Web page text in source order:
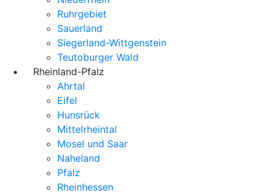
Ruhrgebiet
Sauerland
Siegerland-Wittgenstein
Teutoburger Wald
Rheinland-Pfalz
Ahrtal
Eifel
Hunsrück
Mittelrheintal
Mosel und Saar
Naheland
Pfalz
Rheinhessen